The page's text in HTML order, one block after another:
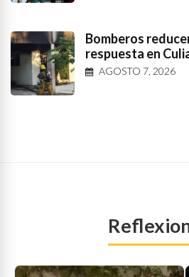
Bomberos
respuesta en
AGOSTO 7, 2026